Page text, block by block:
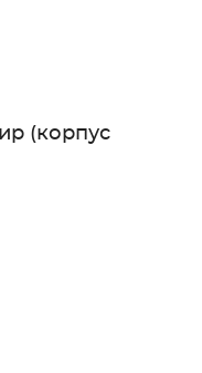
(корпус